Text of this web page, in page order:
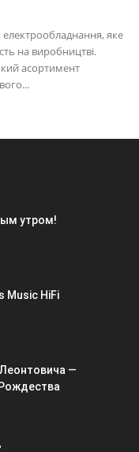
електрообладнання, яке
на виробництві.
асортимент
утром!
Music HiFi
—